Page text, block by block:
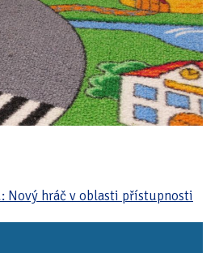
Nový hráč v oblasti přístupnosti